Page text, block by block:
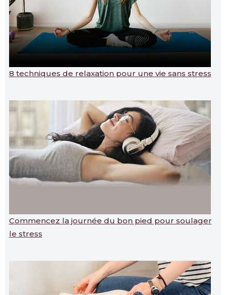
8 techniques de relaxation pour une vie sans stress
Commencez la journée du bon pied pour soulager
le stress